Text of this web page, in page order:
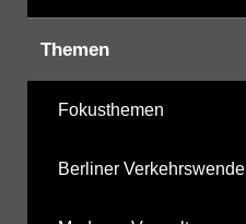
Themen
Fokusthemen
Berliner Verkehrswende